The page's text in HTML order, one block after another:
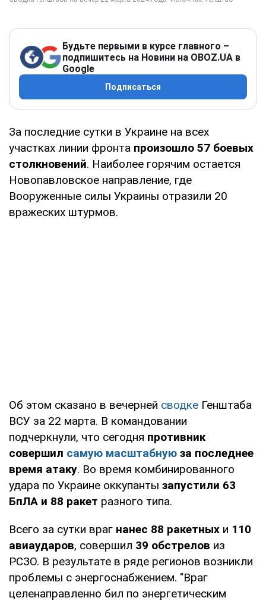
Будьте первыми в курсе главного –
подпишитесь на Новини на OBOZ.UA в
Google
Подписаться
За последние сутки в Украине на всех
участках линии фронта произошло 57 боевых
столкновений. Наиболее горячим остается
Новопавловское направление, где
Вооруженные силы Украины отразили 20
вражеских штурмов.
Об этом сказано в вечерней сводке Генштаба
ВСУ за 22 марта. В командовании
подчеркнули, что сегодня противник
совершил самую масштабную за последнее
время атаку. Во время комбинированного
удара по Украине оккупанты запустили 63
БпЛА и 88 ракет разного типа.
Всего за сутки враг нанес 88 ракетных и 110
авиаударов, совершил 39 обстрелов из
РСЗО. В результате в ряде регионов возникли
проблемы с энергоснабжением. "Враг
целенаправленно бил по энергетическим